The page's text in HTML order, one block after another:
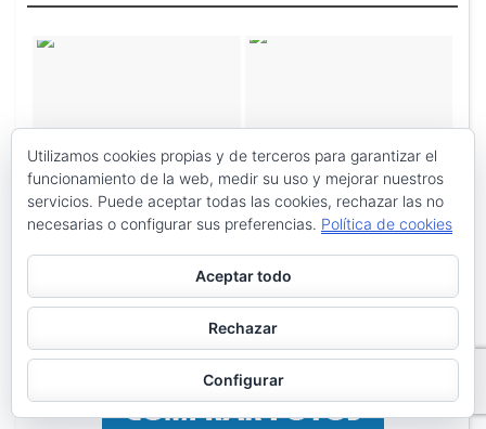
Utilizamos cookies propias y de terceros para garantizar el
funcionamiento de la web, medir su uso y mejorar nuestros
servicios. Puede aceptar todas las cookies, rechazar las no
necesarias o configurar sus preferencias. Política de cookies
Aceptar todo
Rechazar
Configurar